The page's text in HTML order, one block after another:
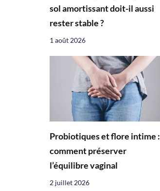
sol amortissant doit-il aussi
rester stable ?
1 août 2026
Probiotiques et flore intime :
comment préserver
l’équilibre vaginal
2 juillet 2026